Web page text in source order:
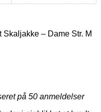
– Dame Str. M
på 50 anmeldelser